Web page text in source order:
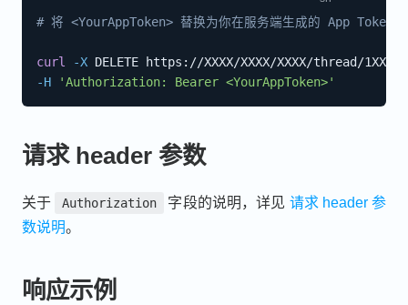
# 将 <YourAppToken> 替换为你在服务端生成的 App Token
curl -X DELETE https://XXXX/XXXX/XXXX/thread/
-H
'Authorization: Bearer <YourAppToken>'
请求 header 参数
关于 Authorization 字段的说明，详见 请求 header 参
数说明。
响应示例